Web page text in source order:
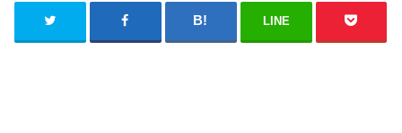
LINE